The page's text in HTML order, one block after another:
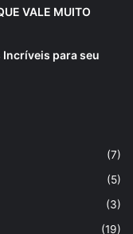
VALE MUITO
Incríveis para seu
(7)
(5)
(3)
(19)